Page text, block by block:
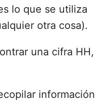
lo que se utiliza
otra cosa).
una cifra HH,
información